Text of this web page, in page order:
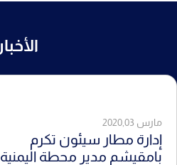
الأخبار
مارس 2020,03
إدارة مطار سيئون تكرم
بامقيشم مدير محطة اليمنية